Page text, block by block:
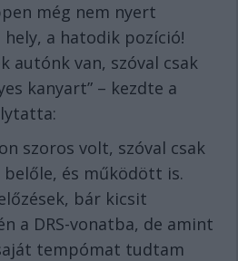
még nem nyert
hely, a hatodik pozíció!
autónk van, szóval csak
kanyart” – kezdte a
szoros volt, szóval csak
és működött is.
bár kicsit
a DRS-vonatba, de amint
tempómat tudtam